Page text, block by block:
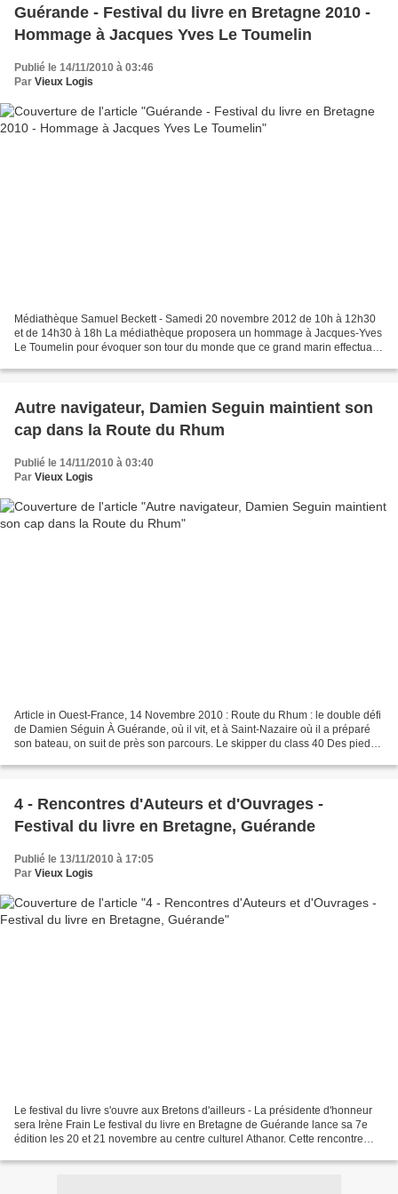
Guérande - Festival du livre en Bretagne 2010 -
Hommage à Jacques Yves Le Toumelin
Publié le 14/11/2010 à 03:46
Par Vieux Logis
Médiathèque Samuel Beckett - Samedi 20 novembre 2012 de 10h à 12h30
et de 14h30 à 18h La médiathèque proposera un hommage à Jacques-Yves
Le Toumelin pour évoquer son tour du monde que ce grand marin effectua à
Autre navigateur, Damien Seguin maintient son
cap dans la Route du Rhum
Publié le 14/11/2010 à 03:40
Par Vieux Logis
Article in Ouest-France, 14 Novembre 2010 : Route du Rhum : le double défi
de Damien Séguin À Guérande, où il vit, et à Saint-Nazaire où il a préparé
son bateau, on suit de près son parcours. Le skipper du class 40 Des pieds
4 - Rencontres d'Auteurs et d'Ouvrages -
Festival du livre en Bretagne, Guérande
Publié le 13/11/2010 à 17:05
Par Vieux Logis
Le festival du livre s'ouvre aux Bretons d'ailleurs - La présidente d'honneur
sera Irène Frain Le festival du livre en Bretagne de Guérande lance sa 7e
édition les 20 et 21 novembre au centre culturel Athanor. Cette rencontre